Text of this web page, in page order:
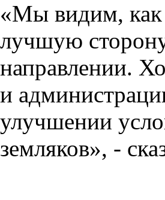
«Мы видим, как
лучшую
направлении.
и
улучшении
земляков», -